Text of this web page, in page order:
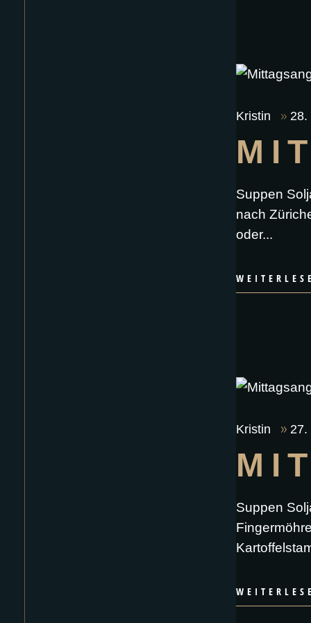
Kristin
Suppen
nach
oder
Kristin
Suppen